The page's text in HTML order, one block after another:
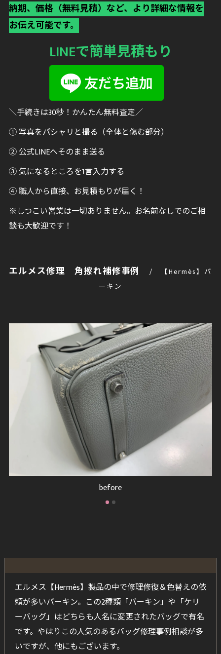
納期、価格（無料見積）など、より詳細な情報を
お伝え可能です。
LINEで簡単見積もり
＼手続きは30秒！かんたん無料査定／
① 写真をパシャリと撮る（全体と傷む部分）
② 公式LINEへそのまま送る
③ 気になるところを1言入力する
④ 職人から直接、お見積もりが届く！
※しつこい営業は一切ありません。お名前なしでのご相
談も大歓迎です！
エルメス修理 角擦れ補修事例
【Hermès】バ
ーキン
after
エルメス【Hermès】製品の中で修理修復＆色替えの依
頼が多いバーキン。この2種類「バーキン」や「ケリ
ーバッグ」はどちらも人名に変更されたバッグで有名
です。やはりこの人気のあるバッグ修理事例相談が多
いですが、他にもございます。